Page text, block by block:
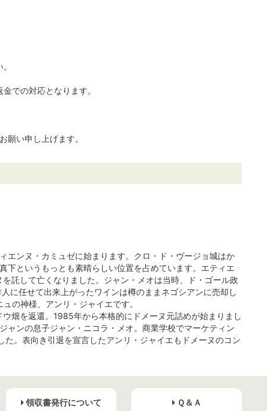
での対応となります。
願い申し上げます。
エンヌ・カミュゼに始まります。クロ・ド・ヴージョ城はか
下というもっとも素晴らしい位置を占めています。エティエ
託して亡くなりました。ジャン・メオは当時、ド・ゴール政
に任せて出来上がったワインは樽のままネゴシアンに売却し
の神様、アンリ・ジャイエです。
畑を返還。1985年から本格的にドメーヌ元詰めが始まりまし
ャンの息子ジャン・ニコラ・メオ。商業学校でマーケティン
。表向き引退を宣言したアンリ・ジャイエもドメーヌのコン
領収書発行について Ｑ＆Ａ